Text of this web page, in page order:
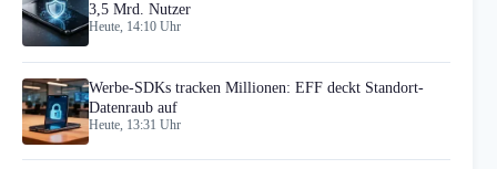
3,5 Mrd. Nutzer
Heute, 14:10 Uhr
Werbe-SDKs tracken Millionen: EFF deckt Standort-
Datenraub auf
Heute, 13:31 Uhr